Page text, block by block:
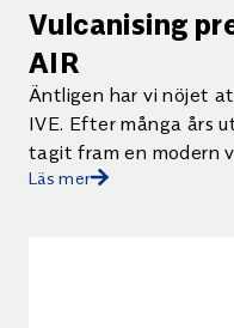
Vulcanising
AIR
Äntligen har vi nöjet
IVE. Efter många års
tagit fram en modern
lätt och smidig att
kontrollboxen är
Läs mer